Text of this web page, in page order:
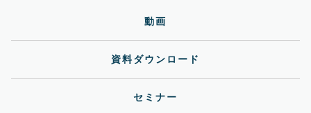
動画
資料ダウンロード
セミナー